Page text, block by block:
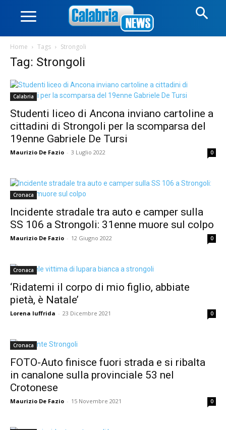
Home Tags Strongoli
Tag: Strongoli
Calabria
Studenti liceo di Ancona inviano cartoline a
cittadini di Strongoli per la scomparsa del
19enne Gabriele De Tursi
Maurizio De Fazio - 3 Luglio 2022 0
Cronaca
Incidente stradale tra auto e camper sulla
SS 106 a Strongoli: 31enne muore sul colpo
Maurizio De Fazio - 12 Giugno 2022 0
Cronaca
‘Ridatemi il corpo di mio figlio, abbiate
pietà, è Natale’
Lorena Iuffrida - 23 Dicembre 2021 0
Cronaca
FOTO-Auto finisce fuori strada e si ribalta
in canalone sulla provinciale 53 nel
Crotonese
Maurizio De Fazio - 15 Novembre 2021 0